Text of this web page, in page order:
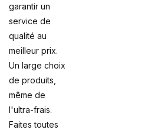
garantir un
service de
qualité au
meilleur prix.
Un large choix
de produits,
même de
l'ultra-frais.
Faites toutes